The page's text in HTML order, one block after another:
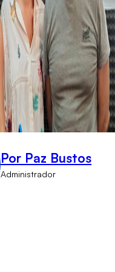
Por Paz Bustos
Administrador